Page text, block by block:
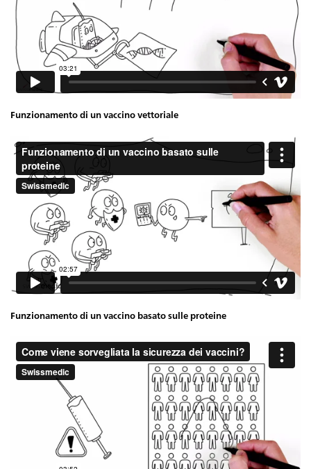
Funzionamento di un vaccino vettoriale
Funzionamento di un vaccino basato sulle proteine